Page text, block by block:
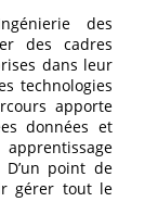
des
des cadres
dans leur
technologies
apporte
données et
point de
gérer tout le